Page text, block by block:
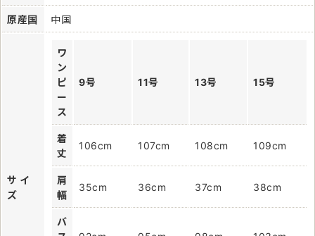
原産国 中国
サ イ
ズ
ワ
ン
ピ
ー
ス
9号 11号 13号 15号
着
丈
106cm 107cm 108cm 109cm
肩
幅
35cm 36cm 37cm 38cm
バ